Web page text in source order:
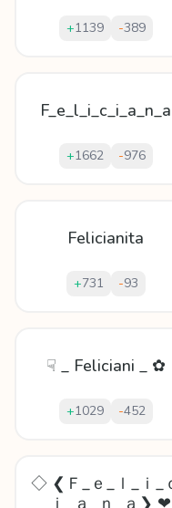
+1139 -389
F_e_l_i_c_i_a_n_a
+1662 -976
Felicianita
+731 -93
☟ _ Feliciani _ ✿
+1029 -452
◇ ❮Ｆ_ｅ_ｌ_ｉ_
_ｉ_ａ_ｎ_ａ❯ ❤